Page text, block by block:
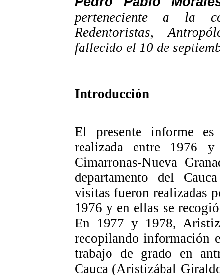
perteneciente a la
Redentoristas,
fallecido el 10 de
Introducción
El presente informe
realizada entre 1976
Cimarronas-Nueva
departamento del
visitas fueron realizadas
1976 y en ellas se
En 1977 y 1978,
recopilando información
trabajo de grado en
Cauca (Aristizábal